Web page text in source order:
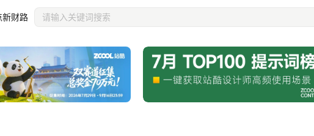
新财路